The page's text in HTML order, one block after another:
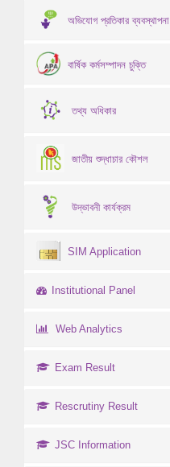
অভিযোগ প্রতিকার ব্যবস্থাপনা
বার্ষিক কর্মসম্পাদন চুক্তি
তথ্য অধিকার
জাতীয় শুদ্ধাচার কৌশল
উদ্ভাবনী কার্যক্রম
SIM Application
Institutional Panel
Web Analytics
Exam Result
Rescrutiny Result
JSC Information